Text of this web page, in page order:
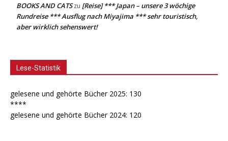
BOOKS AND CATSzu [Reise] *** Japan – unsere 3 wöchige
Rundreise *** Ausflug nach Miyajima *** sehr touristisch,
aber wirklich sehenswert!
Lese-Statistik
gelesene und gehörte Bücher 2025: 130
****
gelesene und gehörte Bücher 2024: 120